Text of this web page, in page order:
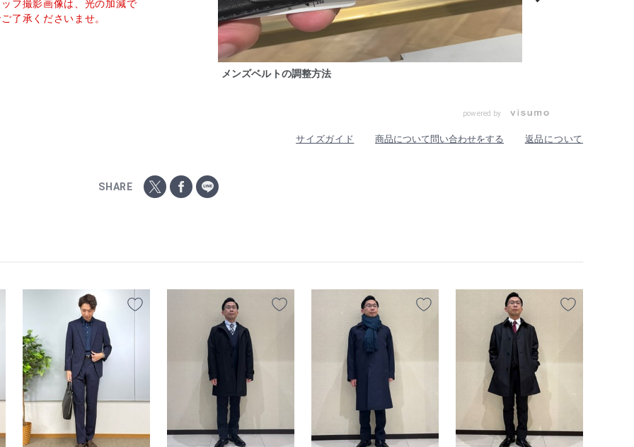
フ撮影画像は、光の加減で
了承くださいませ。
メンズベルトの調整方法
powered by
サイズガイド 商品について問い合わせをする 返品について
SHARE